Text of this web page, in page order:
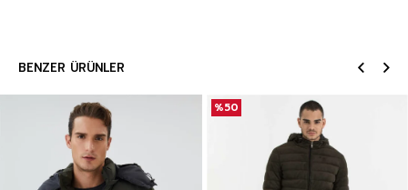
BENZER ÜRÜNLER
%50